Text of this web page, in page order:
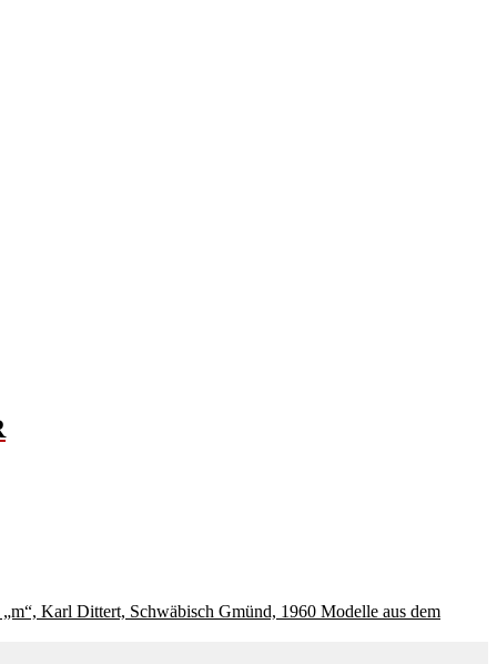
Modelle aus dem